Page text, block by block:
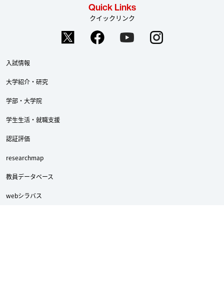
Quick Links
クイックリンク
入試情報
大学紹介・研究
学部・大学院
学生生活・就職支援
認証評価
researchmap
教員データベース
webシラバス